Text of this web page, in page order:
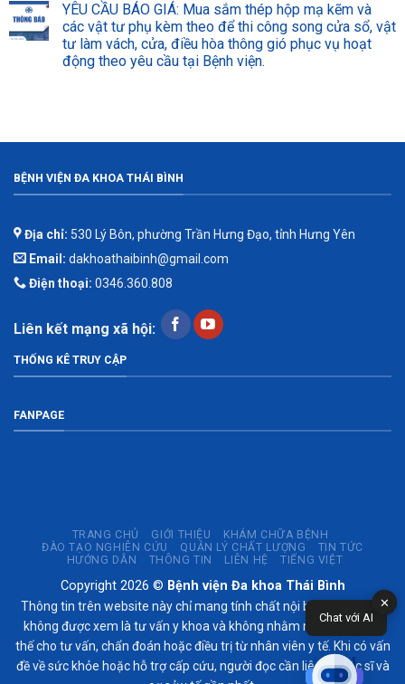
YÊU CẦU BÁO GIÁ: Mua sắm thép hộp mạ kẽm và
các vật tư phụ kèm theo để thi công song cửa sổ, vật
tư làm vách, cửa, điều hòa thông gió phục vụ hoạt
động theo yêu cầu tại Bệnh viện.
BỆNH VIỆN ĐA KHOA THÁI BÌNH
Địa chỉ: 530 Lý Bôn, phường Trần Hưng Đạo, tỉnh Hưng Yên
Email: dakhoathaibinh@gmail.com
Điện thoại: 0346.360.808
Liên kết mạng xã hội:
THỐNG KÊ TRUY CẬP
FANPAGE
TRANG CHỦ GIỚI THIỆU
KHÁM CHỮA BỆNH
ĐÀO TẠO NGHIÊN CỨU
QUẢN LÝ CHẤT LƯỢNG
TIN TỨC
HƯỚNG DẪN
THÔNG TIN LIÊN HỆ TIẾNG VIỆT
Copyright 2026 © Bệnh viện Đa khoa Thái Bình
Thông tin trên website này chỉ mang tính chất nội bộ tham khảo;
không được xem là tư vấn y khoa và không nhằm mục đích thay
thế cho tư vấn, chẩn đoán hoặc điều trị từ nhân viên y tế. Khi có vấn
đề về sức khỏe hoặc hỗ trợ cấp cứu, người đọc cần liên hệ bác sĩ và
✕
Chat với AI